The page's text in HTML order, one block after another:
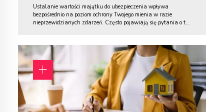
Ustalanie wartości majątku do ubezpieczenia wpływa
bezpośrednio na poziom ochrony Twojego mienia w razie
nieprzewidzianych zdarzeń. Często pojawiają się pytania o to,
finansowymi. Niewłaściwe oszacowanie może prowadzić do
niedoubezpieczenia, co oznacza, że odszkodowanie nie pokryje
pełnych kosztów odtworzenia lub naprawy. Z drugiej...